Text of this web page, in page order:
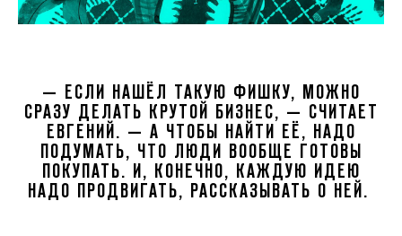
— ЕСЛИ НАШЁЛ ТАКУЮ ФИШКУ, МОЖНО
СРАЗУ ДЕЛАТЬ КРУТОЙ БИЗНЕС, — СЧИТАЕТ
ЕВГЕНИЙ. — А ЧТОБЫ НАЙТИ ЕЁ, НАДО
ПОДУМАТЬ, ЧТО ЛЮДИ ВООБЩЕ ГОТОВЫ
ПОКУПАТЬ. И, КОНЕЧНО, КАЖДУЮ ИДЕЮ
НАДО ПРОДВИГАТЬ, РАССКАЗЫВАТЬ О НЕЙ.